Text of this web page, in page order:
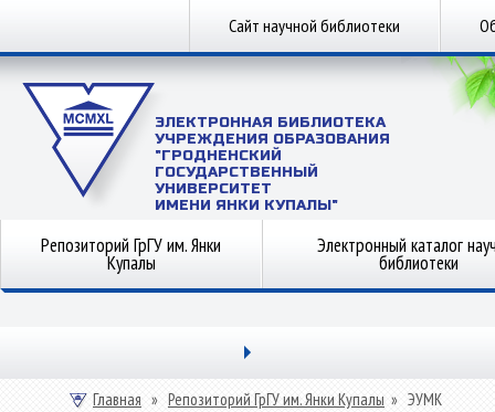
Сайт научной библиотеки
ЭЛЕКТРОННАЯ БИБЛИОТЕКА
УЧРЕЖДЕНИЯ ОБРАЗОВАНИЯ
"ГРОДНЕНСКИЙ
ГОСУДАРСТВЕННЫЙ
УНИВЕРСИТЕТ
ИМЕНИ ЯНКИ КУПАЛЫ"
Репозиторий ГрГУ им. Янки
Купалы
Электронный каталог
библиотеки
Главная » Репозиторий ГрГУ им. Янки Купалы » ЭУМК